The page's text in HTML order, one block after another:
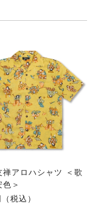
禅アロハシャツ ＜歌
＞
税込）